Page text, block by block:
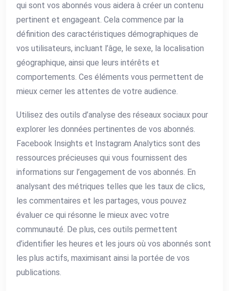
qui sont vos abonnés vous aidera à créer un contenu
pertinent et engageant. Cela commence par la
définition des caractéristiques démographiques de
vos utilisateurs, incluant l’âge, le sexe, la localisation
géographique, ainsi que leurs intérêts et
comportements. Ces éléments vous permettent de
mieux cerner les attentes de votre audience.
Utilisez des outils d’analyse des réseaux sociaux pour
explorer les données pertinentes de vos abonnés.
Facebook Insights et Instagram Analytics sont des
ressources précieuses qui vous fournissent des
informations sur l’engagement de vos abonnés. En
analysant des métriques telles que les taux de clics,
les commentaires et les partages, vous pouvez
évaluer ce qui résonne le mieux avec votre
communauté. De plus, ces outils permettent
d’identifier les heures et les jours où vos abonnés sont
les plus actifs, maximisant ainsi la portée de vos
publications.